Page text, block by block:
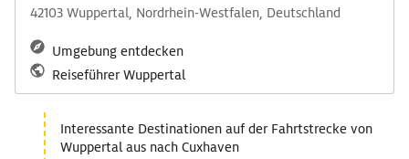
42103 Wuppertal, Nordrhein-Westfalen, Deutschland
Umgebung entdecken
Reiseführer Wuppertal
Interessante Destinationen auf der Fahrtstrecke von
Wuppertal aus nach Cuxhaven